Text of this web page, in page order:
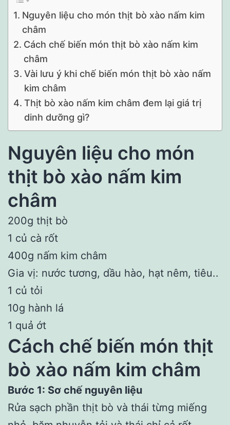
Nguyên liệu cho món thịt bò xào nấm kim
châm
Cách chế biến món thịt bò xào nấm kim
châm
Vài lưu ý khi chế biến món thịt bò xào nấm
kim châm
Thịt bò xào nấm kim châm đem lại giá trị
dinh dưỡng gì?
Nguyên liệu cho món
thịt bò xào nấm kim
châm
200g thịt bò
1 củ cà rốt
400g nấm kim châm
Gia vị: nước tương, dầu hào, hạt nêm, tiêu..
1 củ tỏi
10g hành lá
1 quả ớt
Cách chế biến món thịt
bò xào nấm kim châm
Bước 1: Sơ chế nguyên liệu
Rửa sạch phần thịt bò và thái từng miếng